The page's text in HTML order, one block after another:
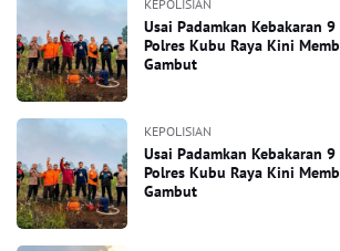
KEPOLISIAN
Usai Padamkan Kebakaran 9
Polres Kubu Raya Kini
Gambut
KEPOLISIAN
Usai Padamkan Kebakaran 9
Polres Kubu Raya Kini
Gambut